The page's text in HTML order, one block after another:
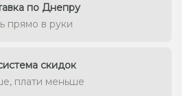
по Днепру
прямо в руки
скидок
плати меньше